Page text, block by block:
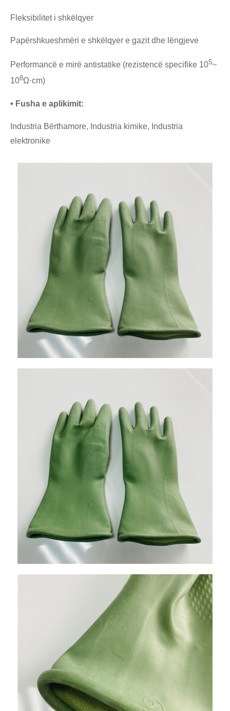
Fleksibilitet i shkëlqyer
Papërshkueshmëri e shkëlqyer e gazit dhe lëngjeve
Performancë e mirë antistatike (rezistencë specifike 105~
108Ω·cm)
• Fusha e aplikimit:
Industria Bërthamore, Industria kimike, Industria
elektronike